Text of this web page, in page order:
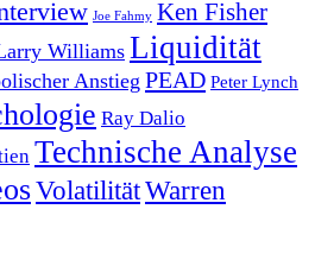
Joe Fahmy Ken Fisher
WilliamsLiquidität
Anstieg PEAD Peter Lynch
Ray Dalio
Technische Analyse
VolatilitätWarren